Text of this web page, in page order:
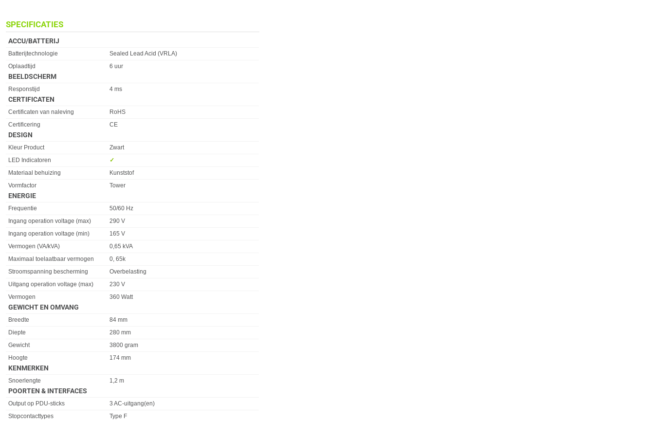
SPECIFICATIES
ACCU/BATTERIJ
Eigenschap Waarde
Batterijtechnologie
Sealed Lead Acid (VRLA)
Oplaadtijd
6 uur
BEELDSCHERM
Eigenschap
Responstijd 4 ms
CERTIFICATEN
Eigenschap Waarde
Certificaten van naleving
RoHS
Certificering
CE
DESIGN
Eigenschap Waarde
Kleur Product
Zwart
LED Indicatoren
✓︎
Materiaal behuizing
Kunststof
Vormfactor
Tower
ENERGIE
Eigenschap
Frequentie
50/60 Hz
Ingang operation voltage (max)
290 V
Ingang operation voltage (min)
165 V
Vermogen (VA/kVA)
0,65 kVA
Maximaal toelaatbaar vermogen
0, 65k
Stroomspanning bescherming
Overbelasting
Uitgang operation voltage (max)
230 V
Vermogen
360 Watt
GEWICHT EN OMVANG
Eigenschap
Breedte
84 mm
Diepte
280 mm
Gewicht
3800 gram
Hoogte
174 mm
KENMERKEN
Eigenschap
Snoerlengte 1,2 m
POORTEN & INTERFACES
Eigenschap Waarde
Output op PDU-sticks
3 AC-uitgang(en)
Stopcontacttypes
Type F